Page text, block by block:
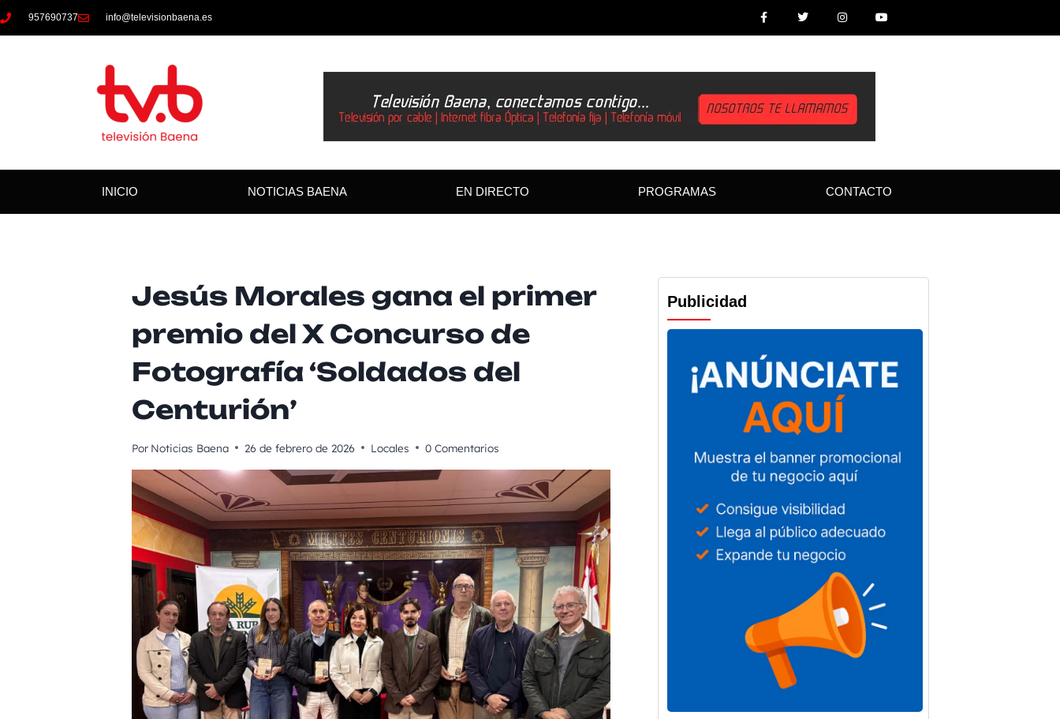
957690737 info@televisionbaena.es
INICIO NOTICIAS BAENA EN DIRECTO PROGRAMAS CONTACTO
Jesús Morales gana el primer
premio del X Concurso de
Fotografía ‘Soldados del
Centurión’
Por Noticias Baena 26 de febrero de 2026 Locales 0 Comentarios
Publicidad